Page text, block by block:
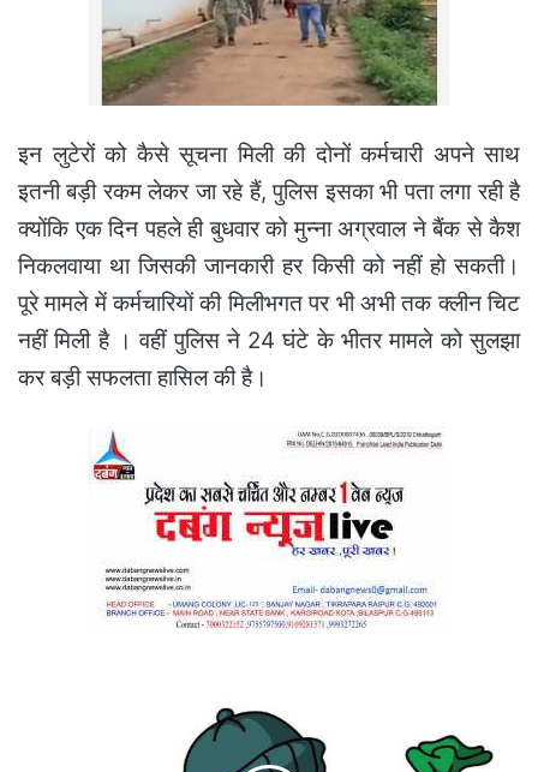
इन लुटेरों को कैसे सूचना मिली की दोनों कर्मचारी अपने साथ
इतनी बड़ी रकम लेकर जा रहे हैं, पुलिस इसका भी पता लगा रही है
क्योंकि एक दिन पहले ही बुधवार को मुन्ना अग्रवाल ने बैंक से कैश
निकलवाया था जिसकी जानकारी हर किसी को नहीं हो सकती।
पूरे मामले में कर्मचारियों की मिलीभगत पर भी अभी तक क्लीन चिट
नहीं मिली है । वहीं पुलिस ने 24 घंटे के भीतर मामले को सुलझा
कर बड़ी सफलता हासिल की है।